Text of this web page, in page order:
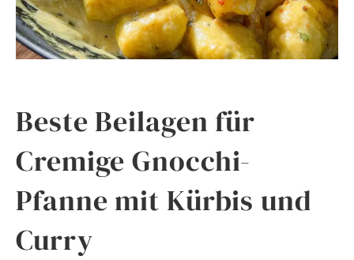
Beste Beilagen für
Cremige Gnocchi-
Pfanne mit Kürbis und
Curry